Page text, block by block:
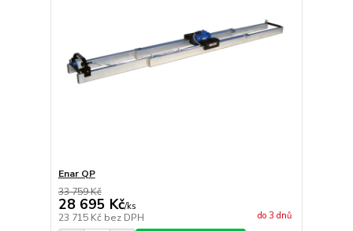
Enar QP
33 759 Kč
28 695 Kč/ks
23 715 Kč bez DPH do 3 dnů